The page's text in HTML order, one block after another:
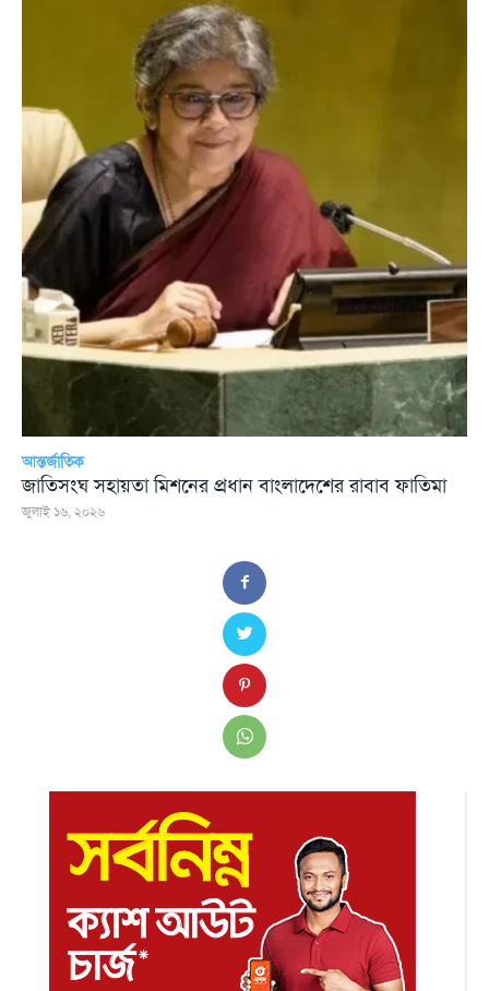
আন্তর্জাতিক
জাতিসংঘ সহায়তা মিশনের প্রধান বাংলাদেশের রাবাব ফাতিমা
জুলাই ১৬, ২০২৬